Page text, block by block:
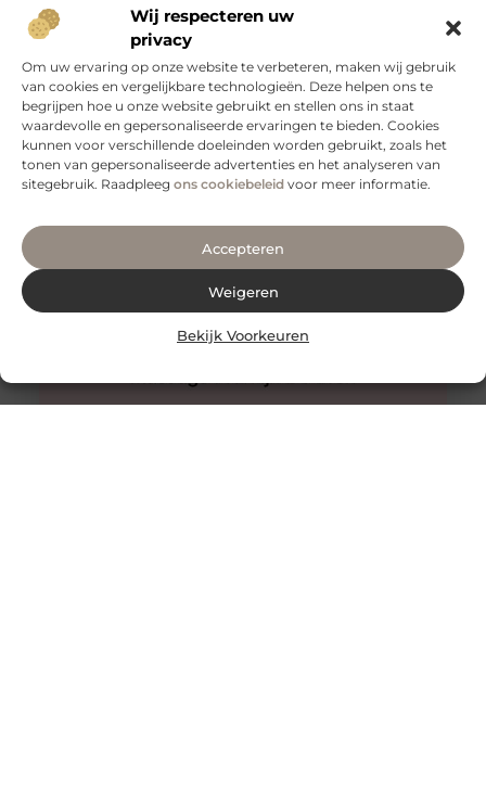
Wij respecteren uw
privacy
Om uw ervaring op onze website te verbeteren, maken wij gebruik
van cookies en vergelijkbare technologieën. Deze helpen ons te
begrijpen hoe u onze website gebruikt en stellen ons in staat
waardevolle en gepersonaliseerde ervaringen te bieden. Cookies
kunnen voor verschillende doeleinden worden gebruikt, zoals het
tonen van gepersonaliseerde advertenties en het analyseren van
sitegebruik. Raadpleeg ons cookiebeleid voor meer informatie.
Accepteren
Weigeren
Bekijk Voorkeuren
Veilig vervoeren: waarom aanhangernetten onmisbaar
zijn
Als je regelmatig spullen vervoert met een aanhanger,
weet je hoe belangrijk het is om je lading veilig en stevig